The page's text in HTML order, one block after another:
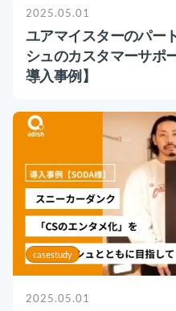
2025.05.01
ユアマイスターのパー
シュのカスタマーサポ
導入事例】
casestudy
2025.05.01